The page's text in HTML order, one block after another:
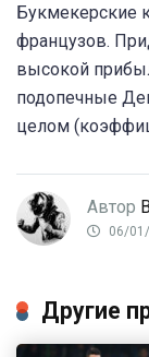
Букмекерские
французов.
высокой
подопечные
целом
Автор
06/
Другие